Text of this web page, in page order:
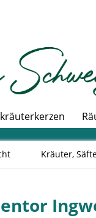
Kräuter,